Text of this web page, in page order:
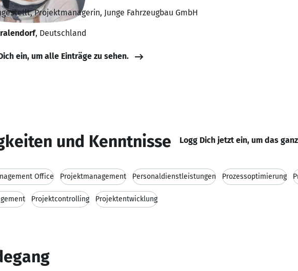
Projektmanagerin, Junge Fahrzeugbau GmbH
, Deutschland
ein, um alle Einträge zu sehen.
und Kenntnisse Logg Dich jetzt ein, um das
Office Projektmanagement Personaldienstleistungen Prozessoptimierung
Projektcontrolling Projektentwicklung